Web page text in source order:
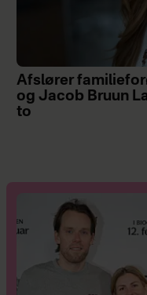
Afslører
og Jacob Bruun
to